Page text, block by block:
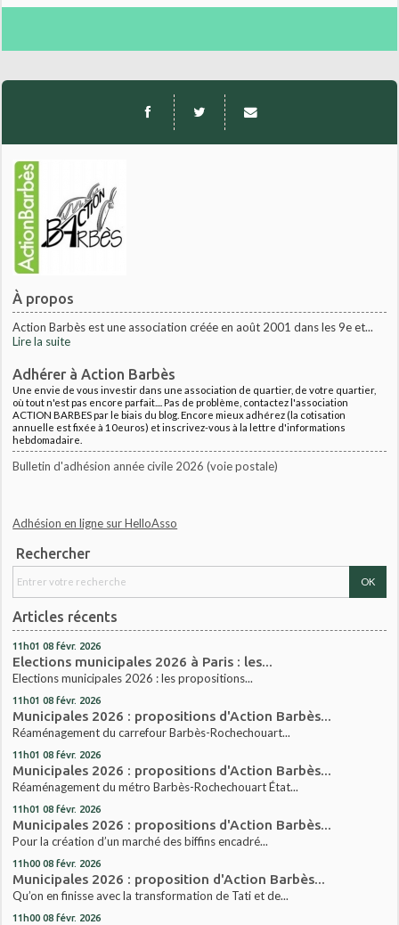
À propos
Action Barbès est une association créée en août 2001 dans les 9e et...
Lire la suite
Adhérer à Action Barbès
Une envie de vous investir dans une association de quartier, de votre quartier,
où tout n'est pas encore parfait.... Pas de problème, contactez l'association
ACTION BARBES par le biais du blog. Encore mieux adhérez (la cotisation
annuelle est fixée à 10euros) et inscrivez-vous à la lettre d'informations
hebdomadaire.
Bulletin d'adhésion année civile 2026 (voie postale)
Adhésion en ligne sur HelloAsso
Rechercher
Articles récents
11h01 08 févr. 2026
Elections municipales 2026 à Paris : les...
Elections municipales 2026 : les propositions...
11h01 08 févr. 2026
Municipales 2026 : propositions d'Action Barbès...
Réaménagement du carrefour Barbès-Rochechouart...
11h01 08 févr. 2026
Municipales 2026 : propositions d'Action Barbès...
Réaménagement du métro Barbès-Rochechouart État...
11h01 08 févr. 2026
Municipales 2026 : propositions d'Action Barbès...
Pour la création d’un marché des biffins encadré...
11h00 08 févr. 2026
Municipales 2026 : proposition d'Action Barbès...
Qu’on en finisse avec la transformation de Tati et de...
11h00 08 févr. 2026